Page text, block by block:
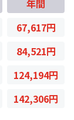
年間
67,617円
84,521円
124,194円
142,306円